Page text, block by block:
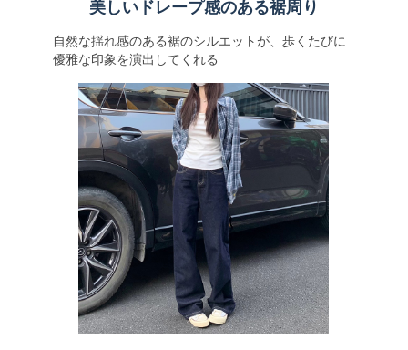
美しいドレープ感のある裾周り
自然な揺れ感のある裾のシルエットが、歩くたびに
優雅な印象を演出してくれる